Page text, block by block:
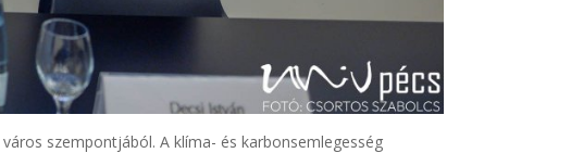
szempontjából. A klíma- és karbonsemlegesség